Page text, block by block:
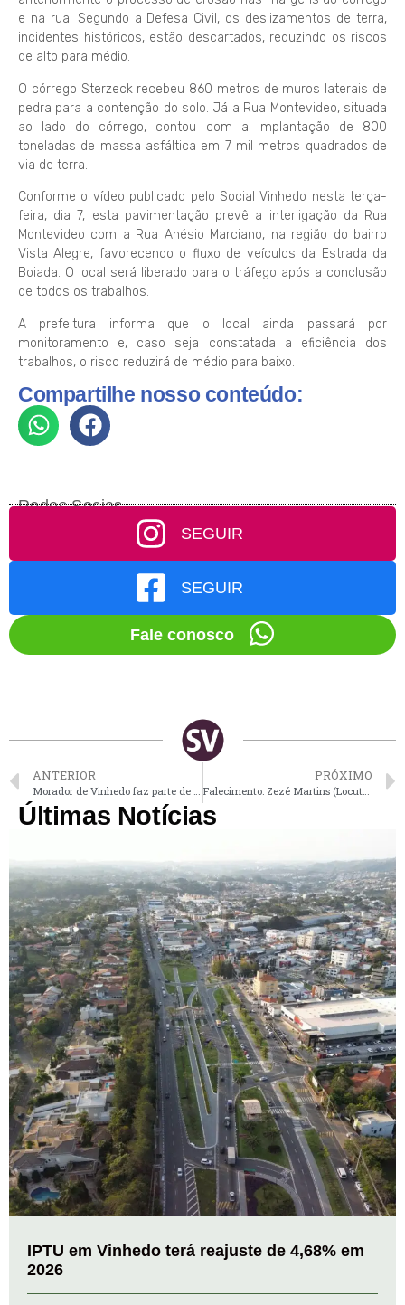
e na rua. Segundo a Defesa Civil, os deslizamentos de terra,
incidentes históricos, estão descartados, reduzindo os riscos
de alto para médio.
O córrego Sterzeck recebeu 860 metros de muros laterais de
pedra para a contenção do solo. Já a Rua Montevideo, situada
ao lado do córrego, contou com a implantação de 800
toneladas de massa asfáltica em 7 mil metros quadrados de
via de terra.
Conforme o vídeo publicado pelo Social Vinhedo nesta terça-
feira, dia 7, esta pavimentação prevê a interligação da Rua
Montevideo com a Rua Anésio Marciano, na região do bairro
Vista Alegre, favorecendo o fluxo de veículos da Estrada da
Boiada. O local será liberado para o tráfego após a conclusão
de todos os trabalhos.
A prefeitura informa que o local ainda passará por
monitoramento e, caso seja constatada a eficiência dos
trabalhos, o risco reduzirá de médio para baixo.
Compartilhe nosso conteúdo:
Redes Socias
SEGUIR
SEGUIR
Fale conosco
ANTERIOR PRÓXIMO
Falecimento: Zezé Martins (Locutor)
Últimas Notícias
IPTU em Vinhedo terá reajuste de 4,68% em
2026